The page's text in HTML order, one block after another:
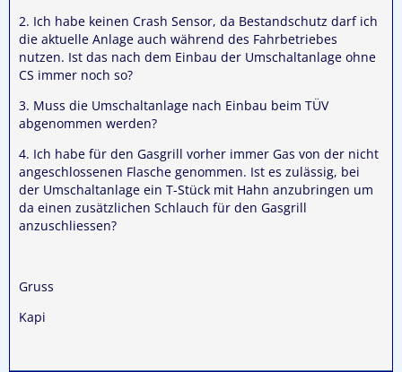
2. Ich habe keinen Crash Sensor, da Bestandschutz darf ich
die aktuelle Anlage auch während des Fahrbetriebes
nutzen. Ist das nach dem Einbau der Umschaltanlage ohne
CS immer noch so?
3. Muss die Umschaltanlage nach Einbau beim TÜV
abgenommen werden?
4. Ich habe für den Gasgrill vorher immer Gas von der nicht
angeschlossenen Flasche genommen. Ist es zulässig, bei
der Umschaltanlage ein T-Stück mit Hahn anzubringen um
da einen zusätzlichen Schlauch für den Gasgrill
anzuschliessen?
Gruss
Kapi